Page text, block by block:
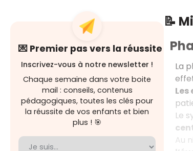
💌 Premier pas vers la réussite
Inscrivez-vous à notre newsletter !
Chaque semaine dans votre boite
mail : conseils, contenus
pédagogiques, toutes les clés pour
la réussite de vos enfants et bien
plus ! 🎯
📝
La
Le
Au